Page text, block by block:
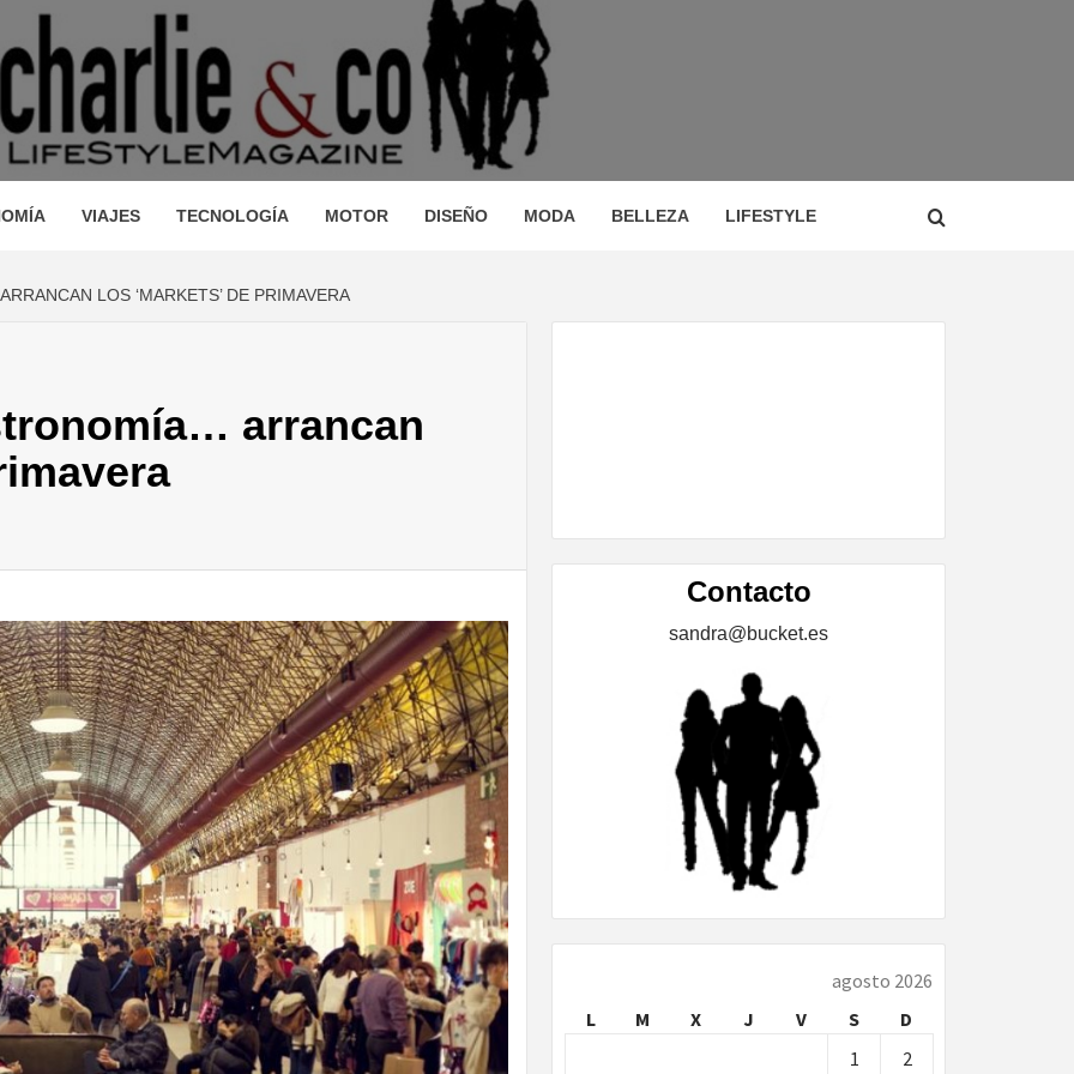
DE
OCIO,
MOTOR,
VIAJES, MOTOR, TECNOLOGÍA, DISEÑO…
VIAJES TECNOLOGÍA MOTOR DISEÑO MODA BELLEZA LIFESTYLE
LOS ‘MARKETS’ DE PRIMAVERA
arrancan
Contacto
sandra@bucket.es
agosto 2026
L
M X J V S
D
1
2